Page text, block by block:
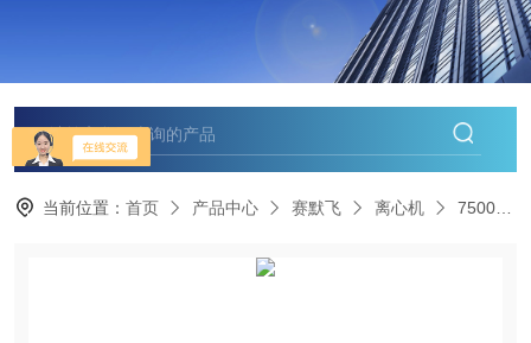
当前位置： 首页 产品中心 赛默飞 离心机 75002543Thermo赛默飞17型离心机